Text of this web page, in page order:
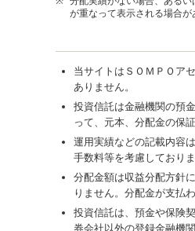
が重なって表示される場合が
当サイトはＳＯＭＰＯア
ありません。
投資信託は金融機関の預
って、元本、分配金の保
運用実績などの記載内容
手数料等を考慮しており
分配金額は収益分配方針
りません。分配金が支払
投資信託は、預金や保険
券会社以外の登録金融機